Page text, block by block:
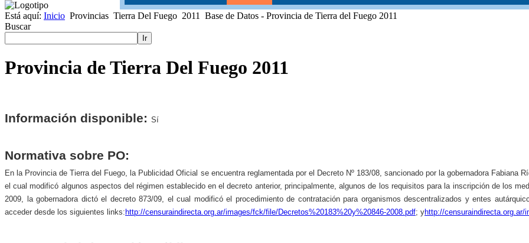
Está aquí: Inicio Provincias Tierra Del Fuego 2011
Base de Datos - Provincia de Tierra del Fuego 2011
Buscar
Ir
Provincia de Tierra Del Fuego 2011
Información disponible: Sí
Normativa sobre PO:
En la Provincia de Tierra del Fuego, la Publicidad Oficial se encuentra reglamentada por el Decreto Nº 183/08, sancionado por la gobernadora Fabiana
el cual modificó algunos aspectos del régimen establecido en el decreto anterior, principalmente, algunos de los requisitos para la inscripción de los
2009, la gobernadora dictó el decreto 873/09, el cual modificó el procedimiento de contratación para organismos descentralizados y entes
acceder desde los siguientes links: http://censuraindirecta.org.ar/images/fck/file/Decretos%20183%20y%20846-2008.pdf; yhttp://